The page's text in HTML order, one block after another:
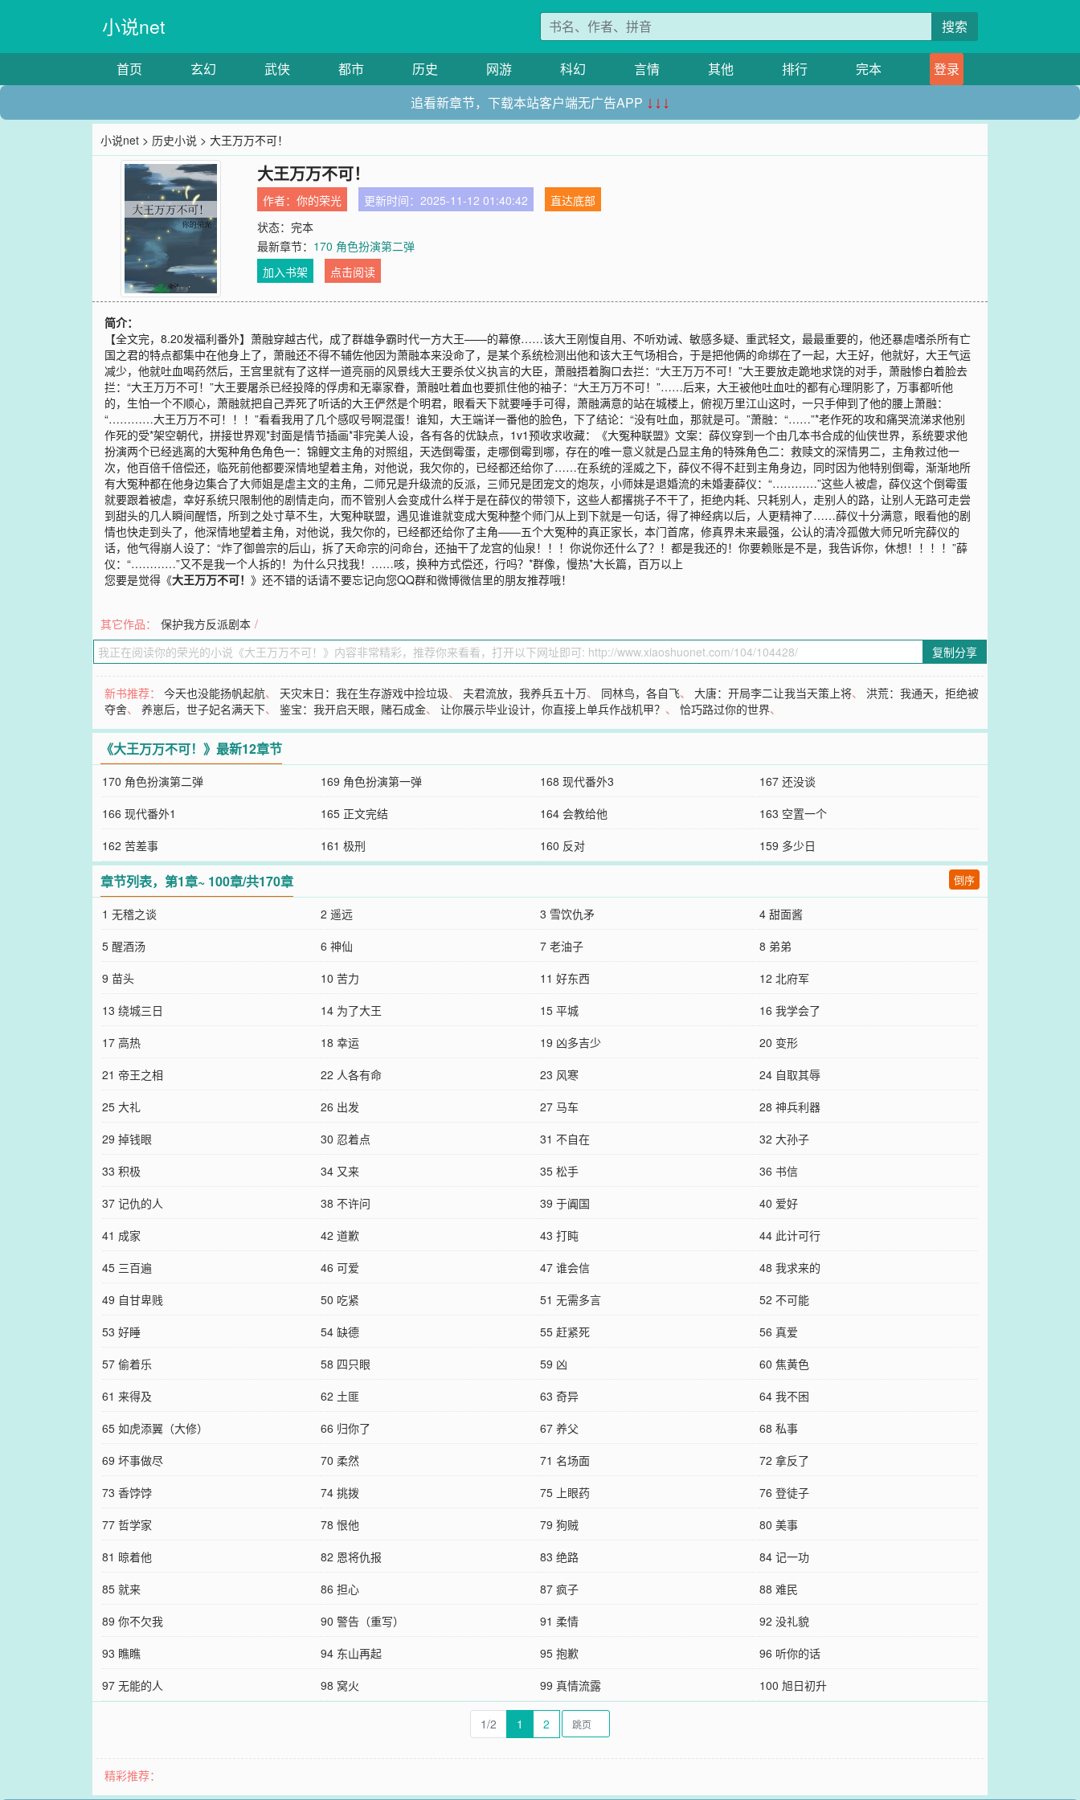
小说net 搜索
首页 玄幻 武侠 都市 历史 网游 科幻 言情 其他 排行 完本
登录
追看新章节，下载本站客户端无广告APP ↓↓↓
小说net > 历史小说 > 大王万万不可！
大王万万不可！
作者：你的荣光 更新时间：2025-11-12 01:40:42
直达底部
状态：完本
最新章节： 170 角色扮演第二弹
加入书架
点击阅读
简介：
【全文完，8.20发福利番外】萧融穿越古代，成了群雄争霸时代一方大王——的幕僚……该大王刚愎自用、不听劝诫、敏感多疑、重武轻文，最最重要的，他还暴虐嗜杀所有亡
国之君的特点都集中在他身上了，萧融还不得不辅佐他因为萧融本来没命了，是某个系统检测出他和该大王气场相合，于是把他俩的命绑在了一起，大王好，他就好，大王气运
减少，他就吐血喝药然后，王宫里就有了这样一道亮丽的风景线大王要杀仗义执言的大臣，萧融捂着胸口去拦：“大王万万不可！”大王要放走跪地求饶的对手，萧融惨白着脸去
拦：“大王万万不可！”大王要屠杀已经投降的俘虏和无辜家眷，萧融吐着血也要抓住他的袖子：“大王万万不可！”……后来，大王被他吐血吐的都有心理阴影了，万事都听他
的，生怕一个不顺心，萧融就把自己弄死了听话的大王俨然是个明君，眼看天下就要唾手可得，萧融满意的站在城楼上，俯视万里江山这时，一只手伸到了他的腰上萧融：
“…………大王万万不可！！！”看看我用了几个感叹号啊混蛋！谁知，大王端详一番他的脸色，下了结论：“没有吐血，那就是可。”萧融：“……”*老作死的攻和痛哭流涕求他别
作死的受*架空朝代，拼接世界观*封面是情节插画*非完美人设，各有各的优缺点，1v1预收求收藏：《大冤种联盟》文案：薛仪穿到一个由几本书合成的仙侠世界，系统要求他
扮演两个已经逃离的大冤种角色角色一：锦鲤文主角的对照组，天选倒霉蛋，走哪倒霉到哪，存在的唯一意义就是凸显主角的特殊角色二：救赎文的深情男二，主角救过他一
次，他百倍千倍偿还，临死前他都要深情地望着主角，对他说，我欠你的，已经都还给你了……在系统的淫威之下，薛仪不得不赶到主角身边，同时因为他特别倒霉，渐渐地所
有大冤种都在他身边集合了大师姐是虐主文的主角，二师兄是升级流的反派，三师兄是团宠文的炮灰，小师妹是退婚流的未婚妻薛仪：“…………”这些人被虐，薛仪这个倒霉蛋
就要跟着被虐，幸好系统只限制他的剧情走向，而不管别人会变成什么样于是在薛仪的带领下，这些人都撂挑子不干了，拒绝内耗、只耗别人，走别人的路，让别人无路可走尝
到甜头的几人瞬间醒悟，所到之处寸草不生，大冤种联盟，遇见谁谁就变成大冤种整个师门从上到下就是一句话，得了神经病以后，人更精神了……薛仪十分满意，眼看他的剧
情也快走到头了，他深情地望着主角，对他说，我欠你的，已经都还给你了主角——五个大冤种的真正家长，本门首席，修真界未来最强，公认的清冷孤傲大师兄听完薛仪的
话，他气得崩人设了：“炸了御兽宗的后山，拆了天命宗的问命台，还抽干了龙宫的仙泉！！！你说你还什么了？！都是我还的！你要赖账是不是，我告诉你，休想！！！！”薛
仪：“…………”又不是我一个人拆的！为什么只找我！……咳，换种方式偿还，行吗？*群像，慢热*大长篇，百万以上
您要是觉得《大王万万不可！》还不错的话请不要忘记向您QQ群和微博微信里的朋友推荐哦！
其它作品： 保护我方反派剧本 /
复制分享
新书推荐：今天也没能扬帆起航、 天灾末日：我在生存游戏中捡垃圾、 夫君流放，我养兵五十万、 同林鸟，各自飞、大唐：开局李二让我当天策上将、洪荒：我通天，拒绝被
夺舍、养崽后，世子妃名满天下、鉴宝：我开启天眼，赌石成金、让你展示毕业设计，你直接上单兵作战机甲？ 、恰巧路过你的世界、
《大王万万不可！》最新12章节
170 角色扮演第二弹 169 角色扮演第一弹 168 现代番外3
167 还没谈
166 现代番外1
165 正文完结 164 会教给他
163 空置一个
162 苦差事
161 极刑 160 反对 159 多少日
章节列表，第1章~ 100章/共170章 倒序
1 无稽之谈 2 遥远 3 雪饮仇矛
4 甜面酱
5 醒酒汤
6 神仙 7 老油子
8 弟弟
9 苗头
10 苦力 11 好东西
12 北府军
13 绕城三日
14 为了大王 15 平城
16 我学会了
17 高热
18 幸运 19 凶多吉少
20 变形
21 帝王之相
22 人各有命 23 风寒
24 自取其辱
25 大礼
26 出发 27 马车
28 神兵利器
29 掉钱眼
30 忍着点 31 不自在
32 大孙子
33 积极
34 又来 35 松手
36 书信
37 记仇的人
38 不许问 39 于阗国
40 爱好
41 成家
42 道歉 43 打盹
44 此计可行
45 三百遍
46 可爱 47 谁会信
48 我求来的
49 自甘卑贱
50 吃紧 51 无需多言
52 不可能
53 好睡
54 缺德 55 赶紧死
56 真爱
57 偷着乐
58 四只眼 59 凶
60 焦黄色
61 来得及
62 土匪 63 奇异
64 我不困
65 如虎添翼（大修）
66 归你了 67 养父
68 私事
69 坏事做尽
70 柔然 71 名场面
72 拿反了
73 香饽饽
74 挑拨 75 上眼药
76 登徒子
77 哲学家
78 恨他 79 狗贼
80 美事
81 晾着他
82 恩将仇报 83 绝路
84 记一功
85 就来
86 担心 87 疯子
88 难民
89 你不欠我
90 警告（重写） 91 柔情
92 没礼貌
93 瞧瞧
94 东山再起 95 抱歉
96 听你的话
97 无能的人
98 窝火 99 真情流露 100 旭日初升
1/2 1 2
精彩推荐：